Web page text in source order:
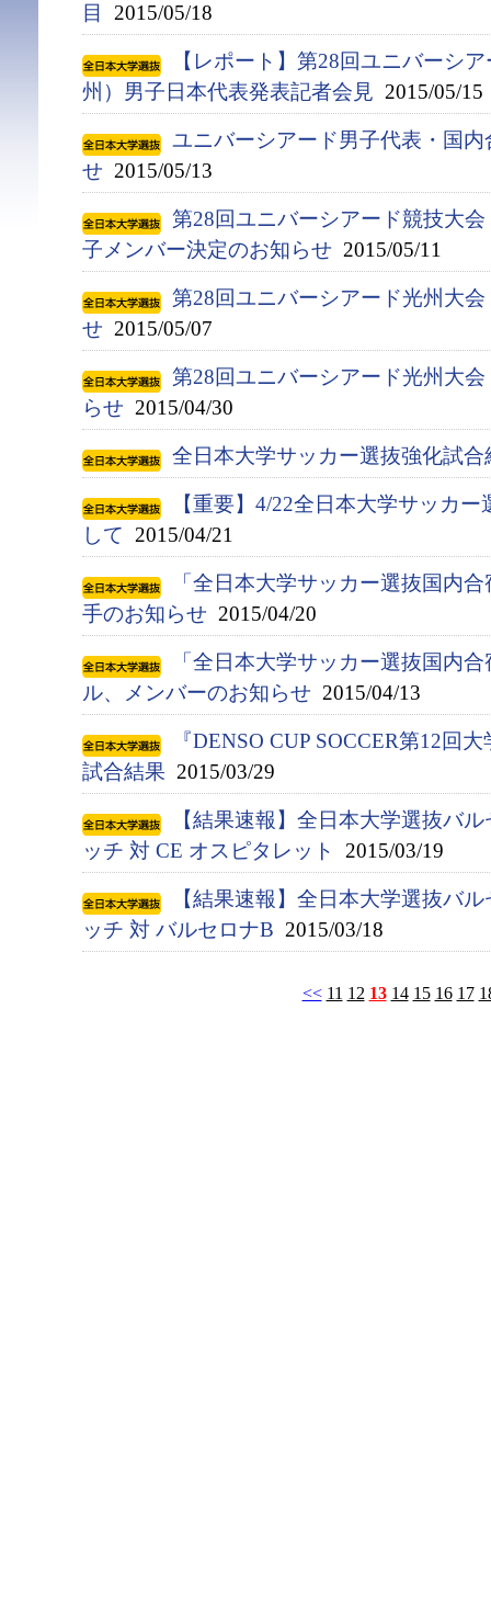
目
2015/05/18
【レポート】第28回ユニバーシ
州）男子日本代表発表記者会見 2015/05/15
ユニバーシアード男子代表・国
せ 2015/05/13
第28回ユニバーシアード競技大
子メンバー決定のお知らせ 2015/05/11
第28回ユニバーシアード光州大
せ 2015/05/07
第28回ユニバーシアード光州大
らせ 2015/04/30
全日本大学サッカー選抜強化試
【重要】4/22全日本大学サッカ
して 2015/04/21
「全日本大学サッカー選抜国内
手のお知らせ 2015/04/20
「全日本大学サッカー選抜国内
ル、メンバーのお知らせ 2015/04/13
『DENSO CUP SOCCER第12
試合結果 2015/03/29
【結果速報】全日本大学選抜バ
ッチ 対 CE オスピタレット
2015/03/19
【結果速報】全日本大学選抜バ
ッチ 対 バルセロナB 2015/03/18
<< 11 12 13 14 15 16 17